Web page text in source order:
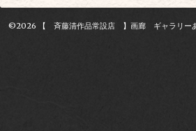
©2026 【 斉藤清作品常設店 】画廊 ギャラリー